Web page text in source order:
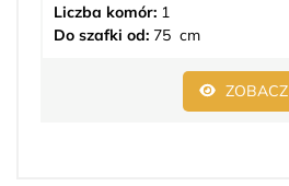
Liczba komór: 1
Do szafki od: 75 cm
ZOBACZ